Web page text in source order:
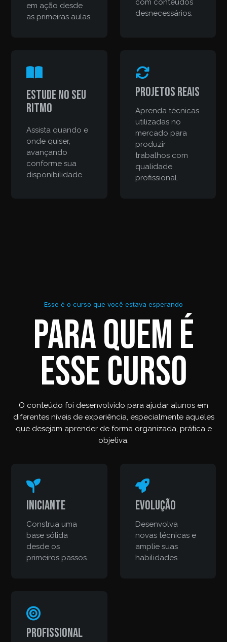
em ação desde
as primeiras aulas.
com conteúdos
desnecessários.
Estude no seu
ritmo
Assista quando e
onde quiser,
avançando
conforme sua
disponibilidade.
Projetos reais
Aprenda técnicas
utilizadas no
mercado para
produzir
trabalhos com
qualidade
profissional.
Esse é o curso que você estava esperando
Para quem é
esse curso
O conteúdo foi desenvolvido para ajudar alunos em
diferentes níveis de experiência, especialmente aqueles
que desejam aprender de forma organizada, prática e
objetiva.
Iniciante
Construa uma
base sólida
desde os
primeiros passos.
Evolução
Desenvolva
novas técnicas e
amplie suas
habilidades.
Profissional